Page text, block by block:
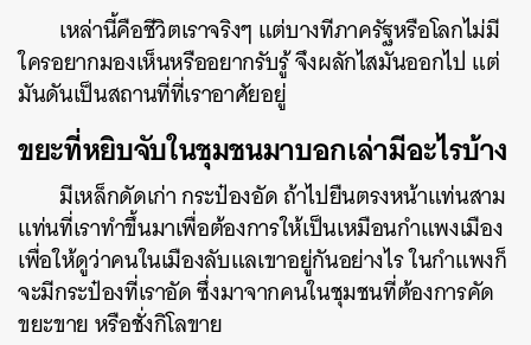
เหล่านี้คือชีวิตเราจริงๆ แต่บางทีภาครัฐหรือโลกไม่มี
ใครอยากมองเห็นหรืออยากรับรู้ จึงผลักไสมันออกไป แต่
มันดันเป็นสถานที่ที่เราอาศัยอยู่
ขยะที่หยิบจับในชุมชนมาบอกเล่ามีอะไรบ้าง
มีเหล็กดัดเก่า กระป๋องอัด ถ้าไปยืนตรงหน้าแท่นสาม
แท่นที่เราทำขึ้นมาเพื่อต้องการให้เป็นเหมือนกำแพงเมือง
เพื่อให้ดูว่าคนในเมืองลับแลเขาอยู่กันอย่างไร ในกำแพงก็
จะมีกระป๋องที่เราอัด ซึ่งมาจากคนในชุมชนที่ต้องการคัด
ขยะขาย หรือชั่งกิโลขาย